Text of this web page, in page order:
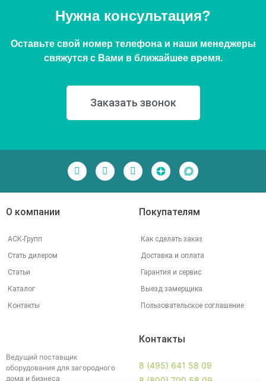
Нужна консультация?
Оставьте свой номер телефона и наши менеджеры
свяжутся с Вами в ближайшее время.
Заказать звонок
Ведущий поставщик
оборудования для загородного
дома и бизнеса
О компании
АСК-Групп
Стать дилером
Статьи
Каталог
Контакты
Покупателям
Как сделать заказ
Доставка и оплата
Гарантия и сервис
Выезд замерщика
Пользовательское соглашение
Контакты
8 (495) 641 58 09